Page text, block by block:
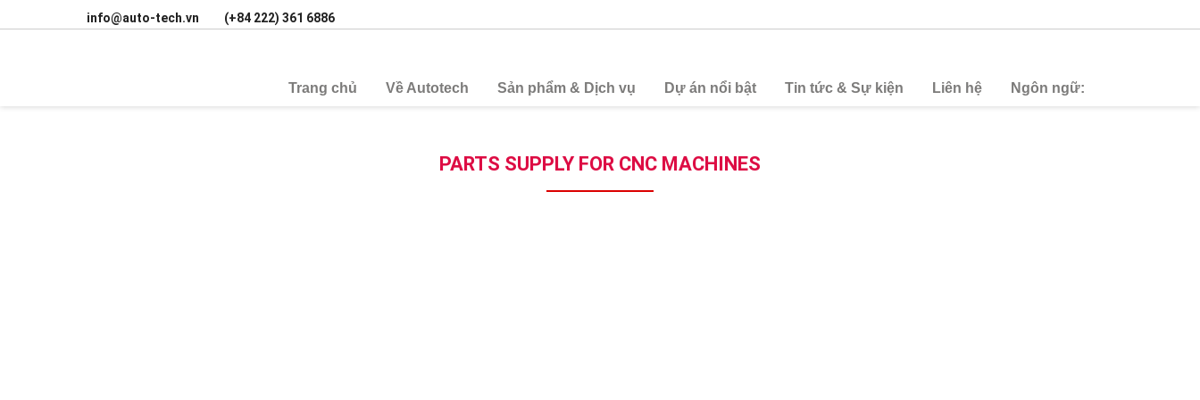
info@auto-tech.vn (+84 222) 361 6886
Trang chủ Về Autotech Sản phẩm & Dịch vụ Dự án nổi bật Tin tức & Sự kiện Liên hệ Ngôn ngữ:
PARTS SUPPLY FOR CNC MACHINES